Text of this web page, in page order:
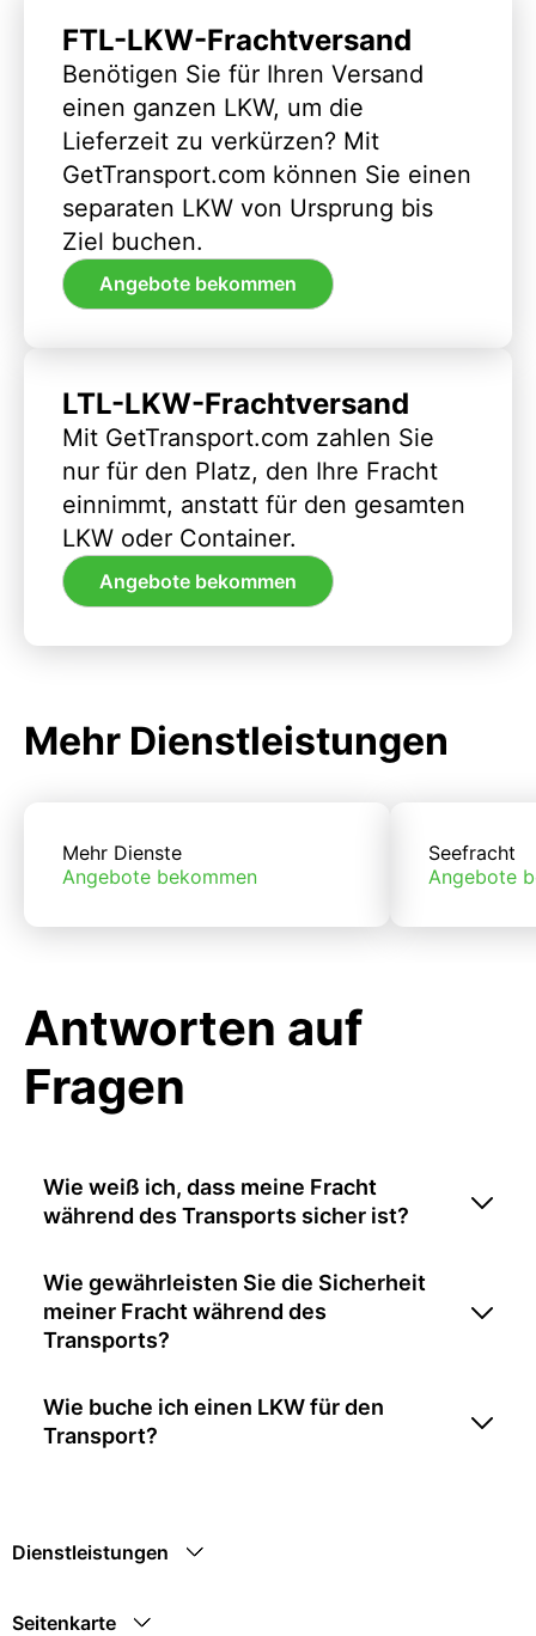
FTL-LKW-Frachtversand
Benötigen Sie für Ihren Versand
einen ganzen LKW, um die
Lieferzeit zu verkürzen? Mit
GetTransport.com können Sie einen
separaten LKW von Ursprung bis
Ziel buchen.
Angebote bekommen
LTL-LKW-Frachtversand
Mit GetTransport.com zahlen Sie
nur für den Platz, den Ihre Fracht
einnimmt, anstatt für den gesamten
LKW oder Container.
Angebote bekommen
Mehr Dienstleistungen
Mehr Dienste
Angebote bekommen
Seefracht
Angebote
Antworten auf
Fragen
Wie weiß ich, dass meine Fracht
während des Transports sicher ist?
Wie gewährleisten Sie die Sicherheit
meiner Fracht während des
Transports?
Wie buche ich einen LKW für den
Transport?
Dienstleistungen
Seitenkarte